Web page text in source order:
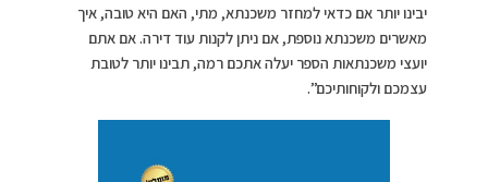
יבינו יותר אם כדאי למחזר משכנתא, מתי, האם היא טובה, איך
מאשרים משכנתא נוספת, אם ניתן לקנות עוד דירה. אם אתם
יועצי משכנתאות הספר יעלה אתכם רמה, תבינו יותר לטובת
עצמכם ולקוחותיכם”.